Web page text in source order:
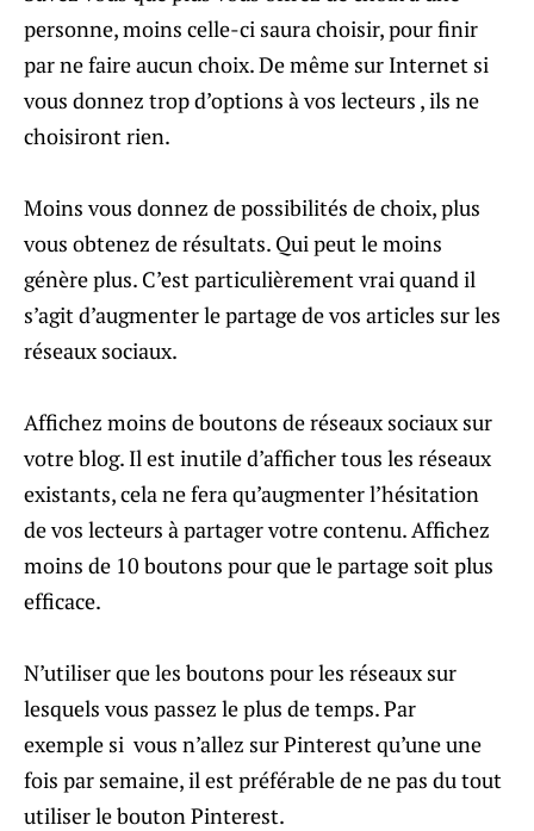
personne, moins celle-ci saura choisir, pour finir
par ne faire aucun choix. De même sur Internet si
vous donnez trop d’options à vos lecteurs , ils ne
choisiront rien.
Moins vous donnez de possibilités de choix, plus
vous obtenez de résultats. Qui peut le moins
génère plus. C’est particulièrement vrai quand il
s’agit d’augmenter le partage de vos articles sur les
réseaux sociaux.
Affichez moins de boutons de réseaux sociaux sur
votre blog. Il est inutile d’afficher tous les réseaux
existants, cela ne fera qu’augmenter l’hésitation
de vos lecteurs à partager votre contenu. Affichez
moins de 10 boutons pour que le partage soit plus
efficace.
N’utiliser que les boutons pour les réseaux sur
lesquels vous passez le plus de temps. Par
exemple si vous n’allez sur Pinterest qu’une une
fois par semaine, il est préférable de ne pas du tout
utiliser le bouton Pinterest.